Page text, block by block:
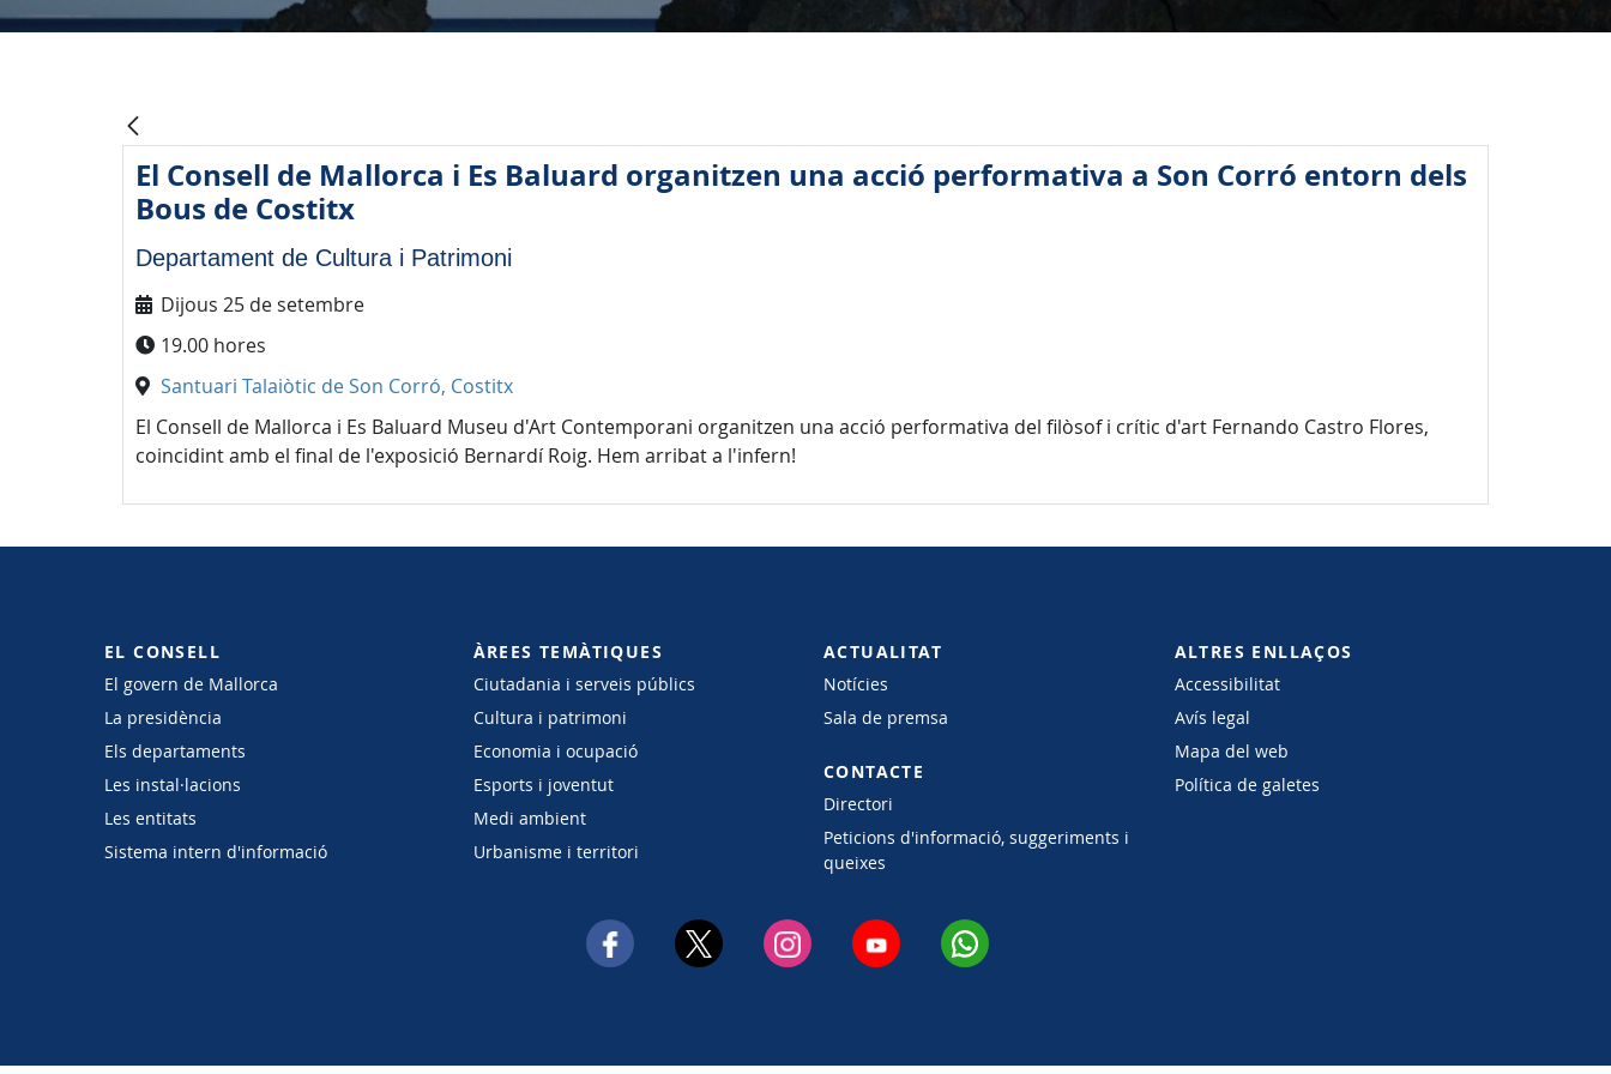
El Consell de Mallorca i Es Baluard organitzen una acció performativa a Son Corró entorn dels
Bous de Costitx
Departament de Cultura i Patrimoni
Dijous 25 de setembre
19.00 hores
Santuari Talaiòtic de Son Corró, Costitx
El Consell de Mallorca i Es Baluard Museu d'Art Contemporani organitzen una acció performativa del filòsof i crític d'art Fernando Castro Flores,
coincidint amb el final de l'exposició Bernardí Roig. Hem arribat a l'infern!
EL CONSELL
El govern de Mallorca
La presidència
Els departaments
Les instal·lacions
Les entitats
Sistema intern d'informació
ÀREES TEMÀTIQUES
Ciutadania i serveis públics
Cultura i patrimoni
Economia i ocupació
Esports i joventut
Medi ambient
Urbanisme i territori
ACTUALITAT
Notícies
Sala de premsa
CONTACTE
Directori
Peticions d'informació, suggeriments i
queixes
ALTRES ENLLAÇOS
Accessibilitat
Avís legal
Mapa del web
Política de galetes